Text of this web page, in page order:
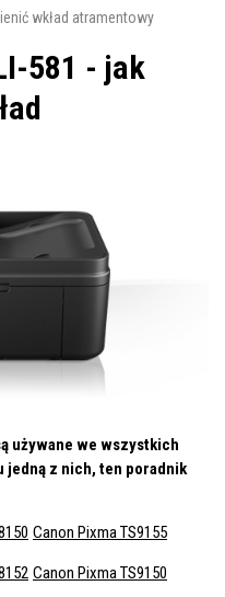
wkład atramentowy
581 - jak
używane we wszystkich
jedną z nich, ten poradnik
Canon Pixma TS9155
Canon Pixma TS9150